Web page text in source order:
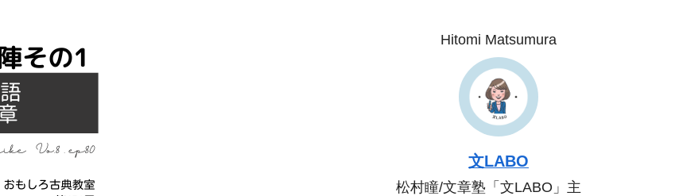
Hitomi Matsumura
文LABO
松村瞳/文章塾「文LABO」主